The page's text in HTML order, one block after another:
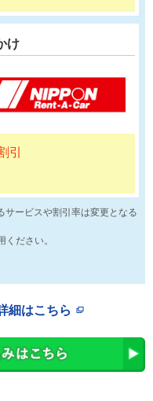
け
引
サービスや割引率は変更となる
ださい。
細はこちら